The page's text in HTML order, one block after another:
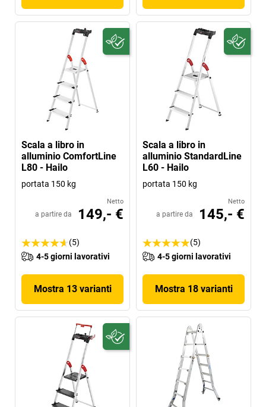
Scala a libro in
alluminio ComfortLine
L80 - Hailo
portata 150 kg
Netto
a partire da 149,- €
(5)
4-5 giorni lavorativi
Mostra 13 varianti
Scala a libro in
alluminio StandardLine
L60 - Hailo
portata 150 kg
Netto
a partire da 145,- €
(5)
4-5 giorni lavorativi
Mostra 18 varianti